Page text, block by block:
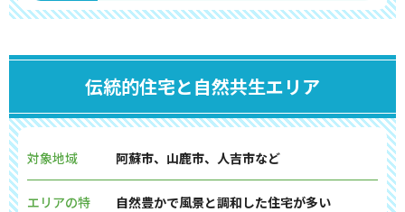
伝統的住宅と自然共生エリア
対象地域 阿蘇市、山鹿市、人吉市など
エリアの特
自然豊かで風景と調和した住宅が多い